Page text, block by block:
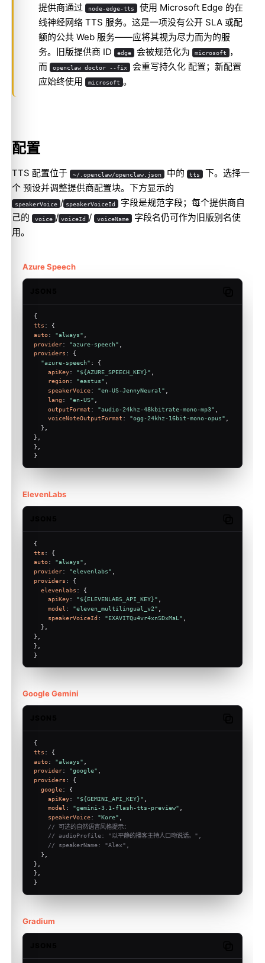
提供商通过 node-edge-tts 使用 Microsoft Edge 的在
线神经网络 TTS 服务。这是一项没有公开 SLA 或配
额的公共 Web 服务——应将其视为尽力而为的服
务。旧版提供商 ID
edge 会被规范化为 microsoft
，
而
openclaw doctor --fix 会重写持久化 配置；新配置
应始终使用
microsoft 。
配置
TTS 配置位于 ~/.openclaw/openclaw.json 中的 tts
下。选择一
个 预设并调整提供商配置块。下方显示的
speakerVoice / speakerVoiceId
字段是规范字段；每个提供商自
己的
voice / voiceId / voiceName 字段名仍可作为旧版别名使
用。
Azure Speech
{
tts : {
auto: "always"
provider: "azure-speech"
providers : {
"azure-speech" : {
apiKey: "${AZURE_SPEECH_KEY}"
region: "eastus" ,
speakerVoice: "en-US-JennyNeural"
lang : "en-US"
outputFormat : "audio-24khz-48kbitrate-mono-mp3"
voiceNoteOutputFormat : "ogg-24khz-16bit-mono-opus"
  },
},
},
}
ElevenLabs
{
tts : {
auto: "always"
provider: "elevenlabs"
providers : {
elevenlabs : {
apiKey: "${ELEVENLABS_API_KEY}"
model : "eleven_multilingual_v2"
speakerVoiceId : "EXAVITQu4vr4xnSDxMaL"
  },
},
},
}
Google Gemini
{
tts : {
auto: "always"
provider: "google" ,
providers : {
google: {
apiKey: "${GEMINI_API_KEY}"
model : "gemini-3.1-flash-tts-preview"
speakerVoice: "Kore"
// 可选的自然语言风格提示：
// audioProfile: "以平静的播客主持人口吻说话。",
// speakerName: "Alex",
  },
},
},
}
Gradium